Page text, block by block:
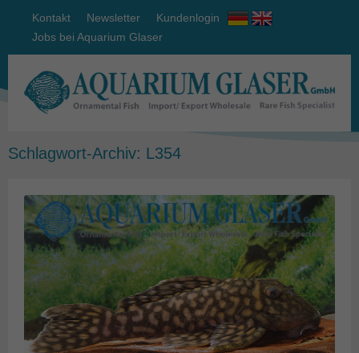
Kontakt Newsletter
Kundenlogin
Jobs bei Aquarium Glaser
Schlagwort-Archiv: L354